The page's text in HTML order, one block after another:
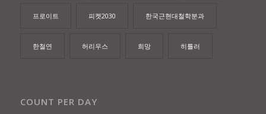
프로이트 피켓2030 한국근현대철학분과
한철연 허리우스 희망 히틀러
COUNT PER DAY